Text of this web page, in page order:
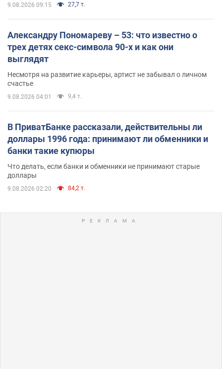
9.08.2026 09:15 27,7 т.
Александру Пономареву – 53: что известно о
трех детях секс-символа 90-х и как они
выглядят
Несмотря на развитие карьеры, артист не забывал о личном
счастье
9.08.2026 04:01 9,4 т.
В ПриватБанке рассказали, действительны ли
доллары 1996 года: принимают ли обменники и
банки такие купюры
Что делать, если банки и обменники не принимают старые
доллары
9.08.2026 02:20 84,2 т.